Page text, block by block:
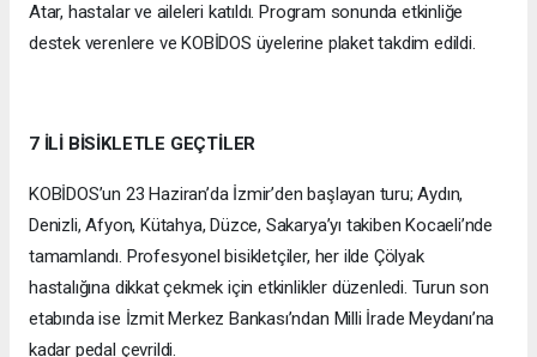
Atar, hastalar ve aileleri katıldı. Program sonunda etkinliğe
destek verenlere ve KOBİDOS üyelerine plaket takdim edildi.
7 İLİ BİSİKLETLE GEÇTİLER
KOBİDOS’un 23 Haziran’da İzmir’den başlayan turu; Aydın,
Denizli, Afyon, Kütahya, Düzce, Sakarya’yı takiben Kocaeli’nde
tamamlandı. Profesyonel bisikletçiler, her ilde Çölyak
hastalığına dikkat çekmek için etkinlikler düzenledi. Turun son
etabında ise İzmit Merkez Bankası’ndan Milli İrade Meydanı’na
kadar pedal çevrildi.